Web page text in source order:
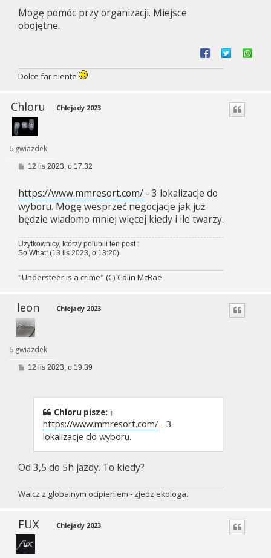
t
Mogę pomóc przy organizacji. Miejsce
obojętne.
Dolce far niente
Chloru
6 gwiazdek
Chlejady 2023
P
t
12 lis 2023, o 17:32
https://www.mmresort.com/ - 3 lokalizacje do
wyboru. Mogę wesprzeć negocjacje jak już
będzie wiadomo mniej więcej kiedy i ile twarzy.
Użytkownicy, którzy polubili ten post :
So What! (13 lis 2023, o 13:20)
"Understeer is a crime" (C) Colin McRae
leon
6 gwiazdek
Chlejady 2023
P12 lis 2023, o 19:39
Chloru pisze: ↑
https://www.mmresort.com/ - 3
lokalizacje do wyboru.
Od 3,5 do 5h jazdy. To kiedy?
Walcz z globalnym ocipieniem - zjedz ekologa.
FUX Chlejady 2023